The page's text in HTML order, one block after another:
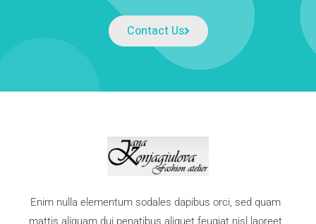
Contact Us
Enim nulla elementum sodales dapibus orci, sed quam
mattis aliquam dui penatibus aliquet feugiat nisl laoreet